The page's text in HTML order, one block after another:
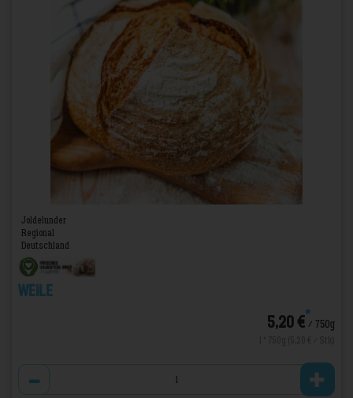
Joldelunder
Regional
Deutschland
Weile
5,20 €*/ 750g